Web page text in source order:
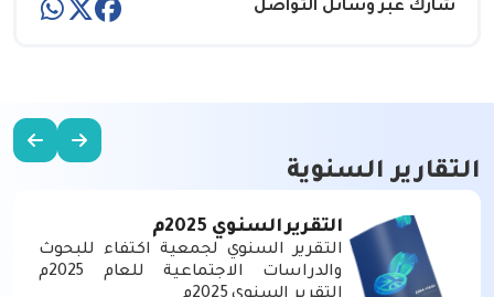
شارك عبر وسائل التواصل
التقارير السنوية
التقرير السنوي 2025م
التقرير السنوي لجمعية اكتفاء للبحوث
والدراسات الاجتماعية للعام 2025م